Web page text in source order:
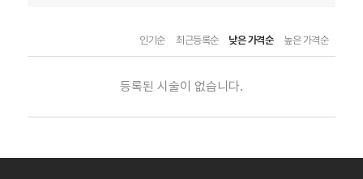
인기순 최근등록순 낮은 가격순 높은 가격순
등록된 시술이 없습니다.